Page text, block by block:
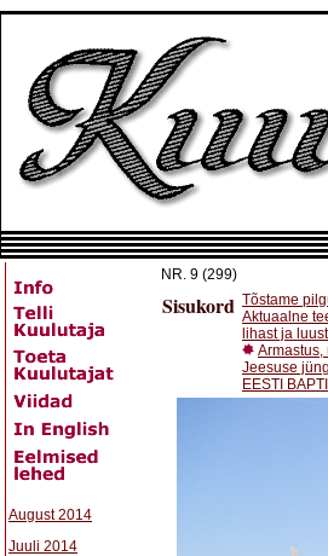
August 2014
Juuli 2014
NR. 9 (299)
Sisukord Tõstame
Aktuaalne
lihast ja
Armastus,
Jeesuse
EESTI